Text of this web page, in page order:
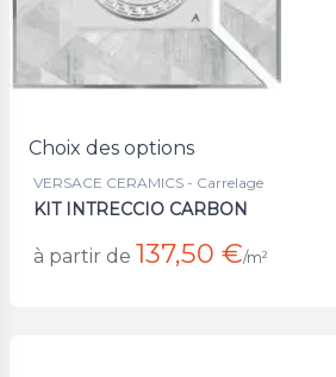
Choix des options
VERSACE CERAMICS - Carrelage
KIT INTRECCIO CARBON
à partir de 137,50 €/m²